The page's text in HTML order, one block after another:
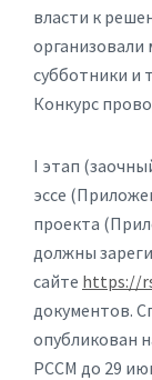
власти к
организовали
субботники и
Конкурс
I этап
эссе
проекта
должны
сайте https://
документов.
опубликован
РССМ до 29